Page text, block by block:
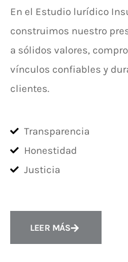
En el Estudio lurídico
construimos nuestro
a sólidos valores,
vínculos confiables y
clientes.
Transparencia
Honestidad
Justicia
LEER MÁS